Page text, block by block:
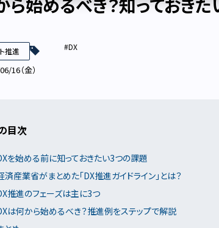
ら始めるべき？知っておき
推進 #DX
16（金）
目次
を始める前に知っておきたい3つの課題
済産業省がまとめた「DX推進ガイドライン」とは？
推進のフェーズは主に3つ
は何から始めるべき？推進例をステップで解説